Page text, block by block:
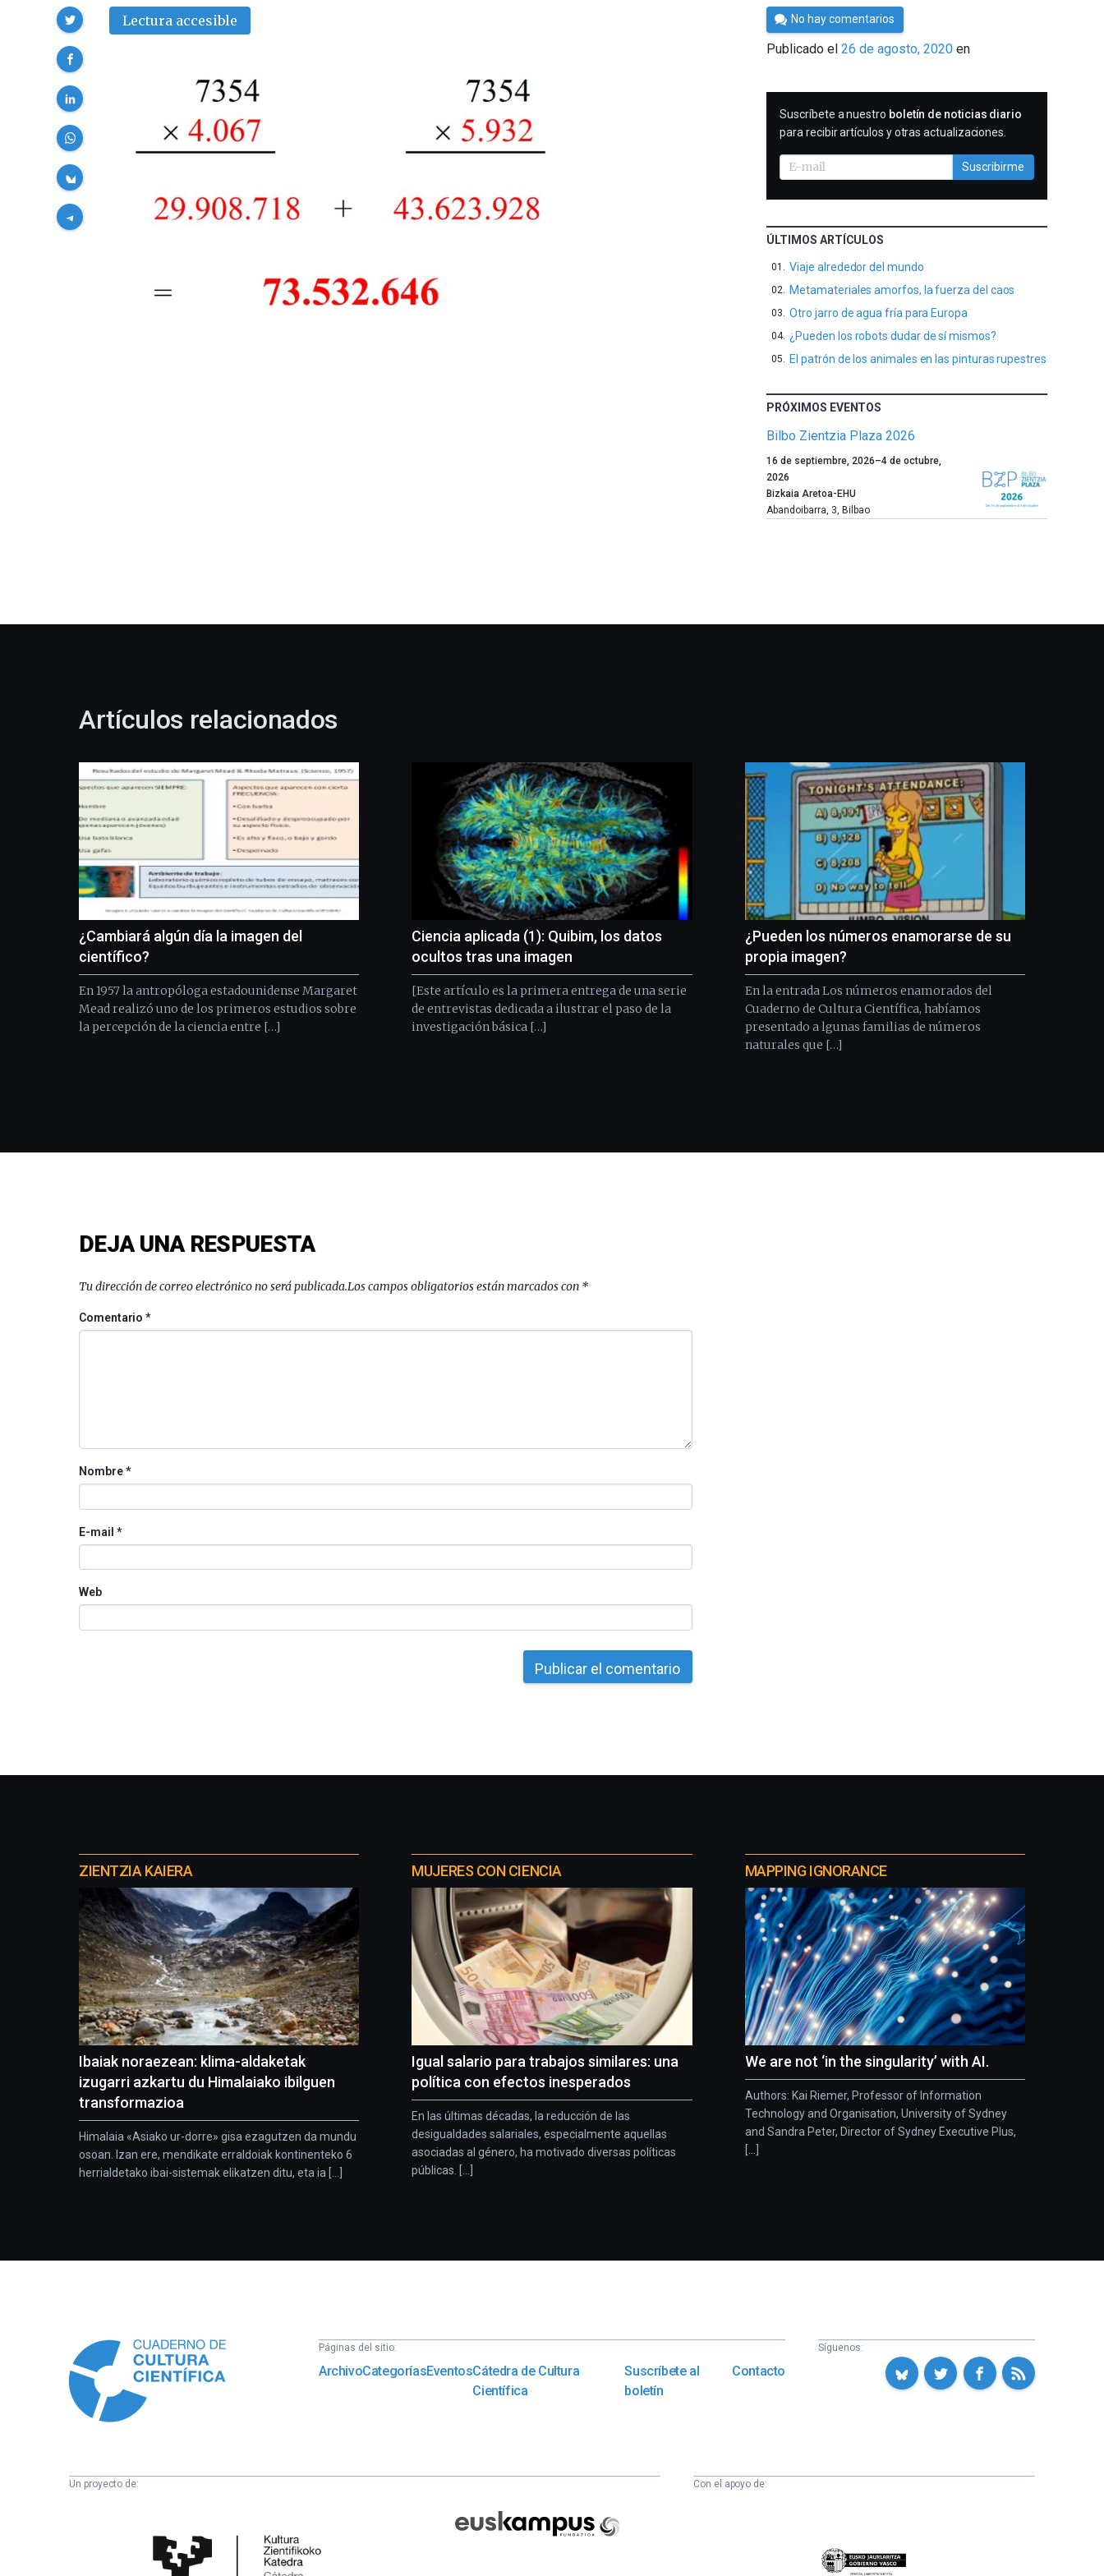
Lectura accesible
Compartir
Por
César
Tomé
No hay comentarios
Publicado el26 de agosto, 2020 en
SUSCRIBIRME
Suscríbete a nuestro boletín de noticias diario
para recibir artículos y otras actualizaciones.
Suscribirme
ÚLTIMOS ARTÍCULOS
Viaje alrededor del mundo
Metamateriales amorfos, la fuerza del caos
Otro jarro de agua fría para Europa
¿Pueden los robots dudar de sí mismos?
El patrón de los animales en las pinturas rupestres
PRÓXIMOS EVENTOS
Bilbo Zientzia Plaza 2026
Un
año
más,
Bilbao
la
Plaza
festival
ciudad
de
monólogos,
exposiciones,
conferencias,
y
espectáculos
del
de
16 de septiembre, 2026–4 de octubre,
2026
Bizkaia Aretoa-EHU
Abandoibarra, 3, Bilbao
Artículos relacionados
¿Cambiará algún día la imagen del
científico?
En 1957 la antropóloga estadounidense Margaret
Mead realizó uno de los primeros estudios sobre
la percepción de la ciencia entre […]
Ciencia aplicada (1): Quibim, los datos
ocultos tras una imagen
[Este artículo es la primera entrega de una serie
de entrevistas dedicada a ilustrar el paso de la
investigación básica […]
¿Pueden los números enamorarse de su
propia imagen?
En la entrada Los números enamorados del
Cuaderno de Cultura Científica, habíamos
presentado a lgunas familias de números
naturales que […]
DEJA UNA RESPUESTA
Tu dirección de correo electrónico no será publicada.Los campos obligatorios están marcados con *
Comentario*
Nombre*
E-mail *
Web
proyectos
ZIENTZIA KAIERA
Ibaiak noraezean: klima-aldaketak
izugarri azkartu du Himalaiako ibilguen
transformazioa
Himalaia «Asiako ur-dorre» gisa ezagutzen da mundu
osoan. Izan ere, mendikate erraldoiak kontinenteko 6
herrialdetako ibai-sistemak elikatzen ditu, eta ia [...]
MUJERES CON CIENCIA
Igual salario para trabajos similares: una
política con efectos inesperados
En las últimas décadas, la reducción de las
desigualdades salariales, especialmente aquellas
asociadas al género, ha motivado diversas políticas
públicas. [...]
MAPPING IGNORANCE
We are not ‘in the singularity’ with AI.
Authors: Kai Riemer, Professor of Information
Technology and Organisation, University of Sydney
and Sandra Peter, Director of Sydney Executive Plus,
[...]
Páginas del sitio:
ArchivoCategoríasEventosCátedra de Cultura
Científica
Suscríbete al
boletín
Contacto
Síguenos:
Un proyecto de:
Científica
Fundazioa
Con el apoyo de:
Eusko